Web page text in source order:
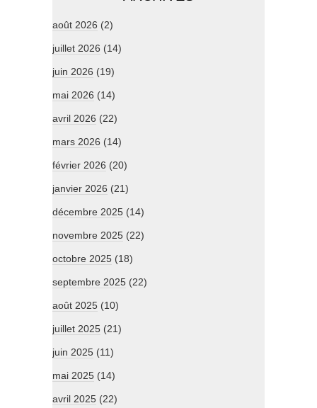
août 2026 (2)
juillet 2026 (14)
juin 2026 (19)
mai 2026 (14)
avril 2026 (22)
mars 2026 (14)
février 2026 (20)
janvier 2026 (21)
décembre 2025 (14)
novembre 2025 (22)
octobre 2025 (18)
septembre 2025 (22)
août 2025 (10)
juillet 2025 (21)
juin 2025 (11)
mai 2025 (14)
avril 2025 (22)